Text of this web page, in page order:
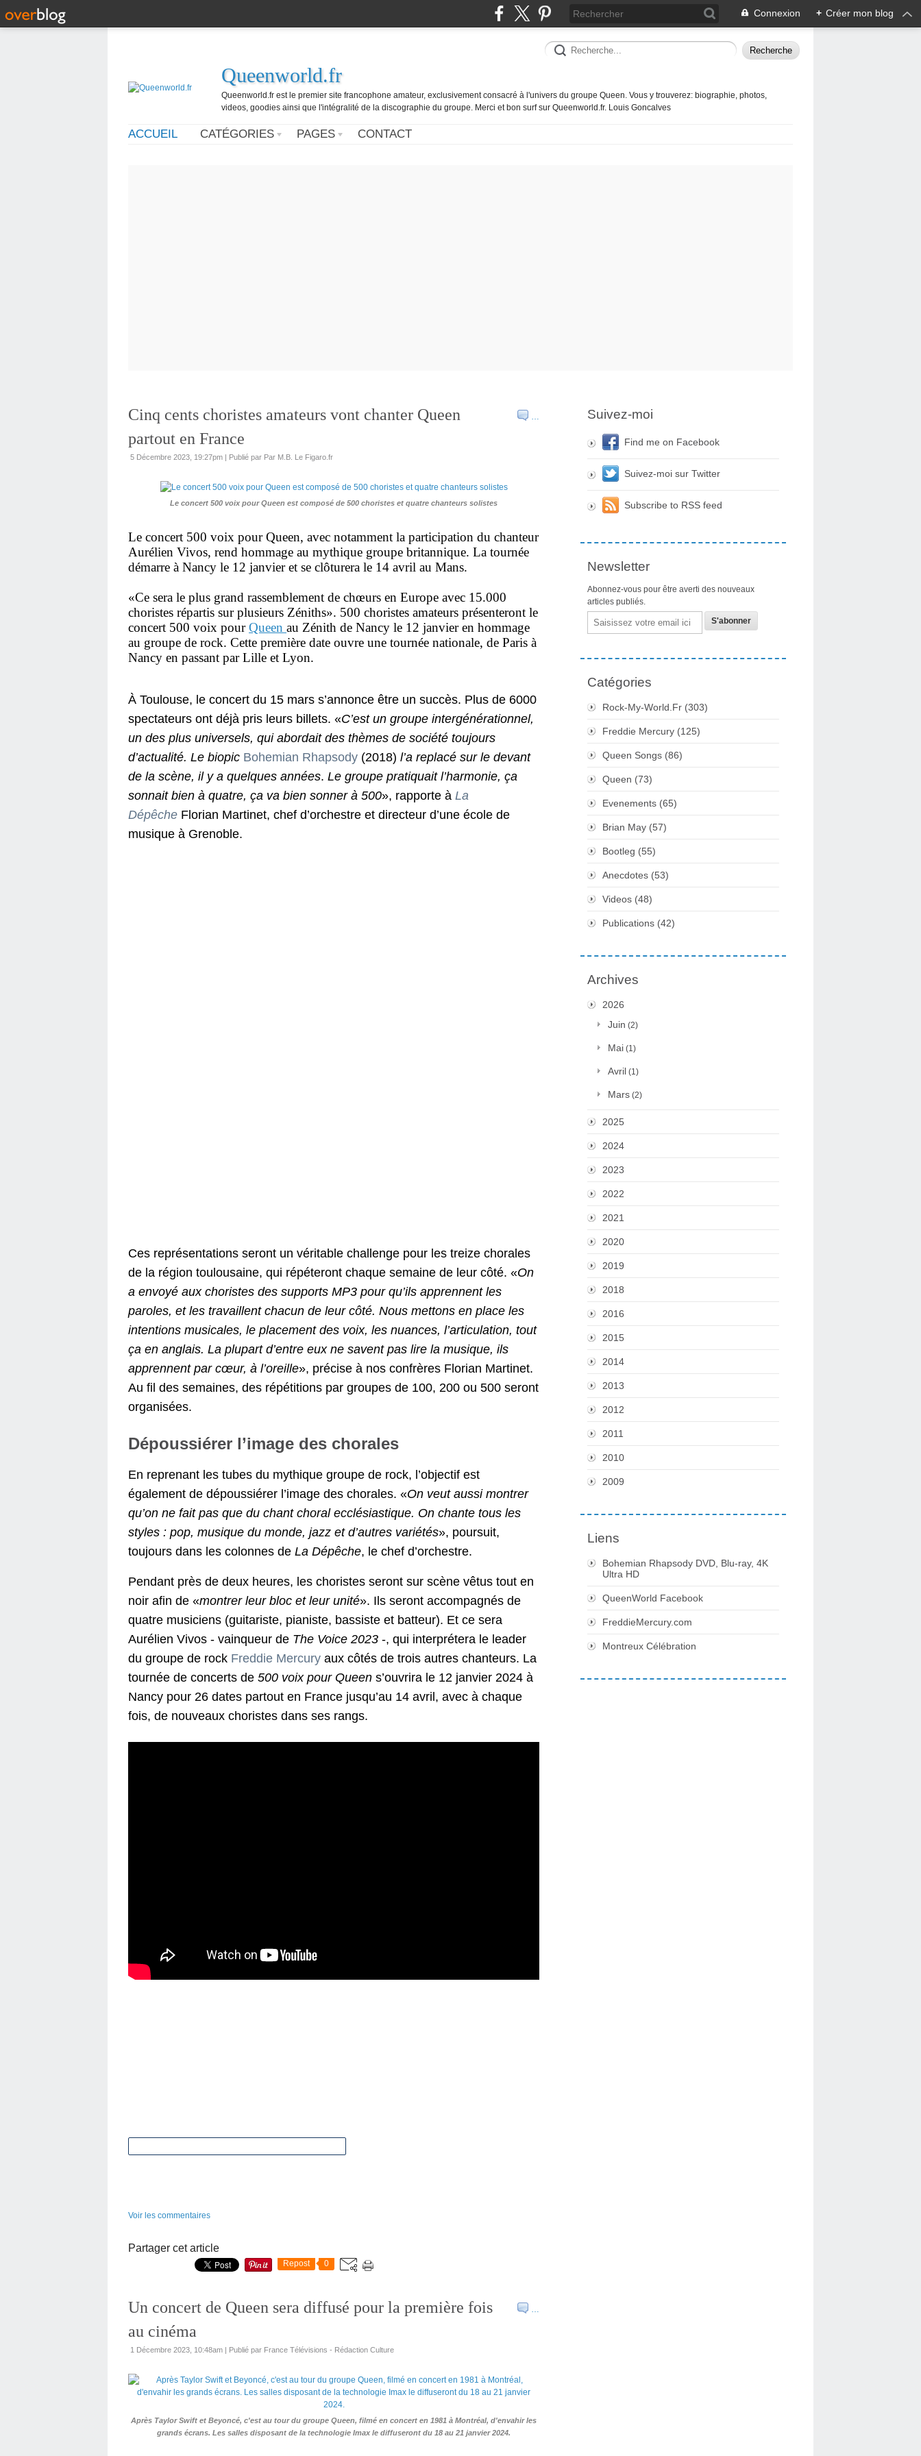
Connexion + Créer mon blog
Queenworld.fr
Queenworld.fr est le premier site francophone amateur, exclusivement consacré à l'univers du groupe Queen. Vous y trouverez: biographie, photos,
videos, goodies ainsi que l'intégralité de la discographie du groupe. Merci et bon surf sur Queenworld.fr. Louis Goncalves
ACCUEIL CATÉGORIES PAGES CONTACT
…
Cinq cents choristes amateurs vont chanter Queen
partout en France
5 Décembre 2023, 19:27pm | Publié par Par M.B. Le Figaro.fr
Le concert 500 voix pour Queen est composé de 500 choristes et quatre chanteurs solistes
Le concert 500 voix pour Queen, avec notamment la participation du chanteur
Aurélien Vivos, rend hommage au mythique groupe britannique. La tournée
démarre à Nancy le 12 janvier et se clôturera le 14 avril au Mans.
«Ce sera le plus grand rassemblement de chœurs en Europe avec 15.000
choristes répartis sur plusieurs Zéniths». 500 choristes amateurs présenteront le
concert 500 voix pour Queen au Zénith de Nancy le 12 janvier en hommage
au groupe de rock. Cette première date ouvre une tournée nationale, de Paris à
Nancy en passant par Lille et Lyon.
À Toulouse, le concert du 15 mars s’annonce être un succès. Plus de 6000
spectateurs ont déjà pris leurs billets. «C’est un groupe intergénérationnel,
un des plus universels, qui abordait des thèmes de société toujours
d’actualité. Le biopic Bohemian Rhapsody (2018) l’a replacé sur le devant
de la scène, il y a quelques années. Le groupe pratiquait l’harmonie, ça
sonnait bien à quatre, ça va bien sonner à 500», rapporte à La
Dépêche Florian Martinet, chef d’orchestre et directeur d’une école de
musique à Grenoble.
Ces représentations seront un véritable challenge pour les treize chorales
de la région toulousaine, qui répéteront chaque semaine de leur côté. «On
a envoyé aux choristes des supports MP3 pour qu’ils apprennent les
paroles, et les travaillent chacun de leur côté. Nous mettons en place les
intentions musicales, le placement des voix, les nuances, l’articulation, tout
ça en anglais. La plupart d’entre eux ne savent pas lire la musique, ils
apprennent par cœur, à l’oreille», précise à nos confrères Florian Martinet.
Au fil des semaines, des répétitions par groupes de 100, 200 ou 500 seront
organisées.
Dépoussiérer l’image des chorales
En reprenant les tubes du mythique groupe de rock, l’objectif est
également de dépoussiérer l’image des chorales. «On veut aussi montrer
qu’on ne fait pas que du chant choral ecclésiastique. On chante tous les
styles : pop, musique du monde, jazz et d’autres variétés», poursuit,
toujours dans les colonnes de La Dépêche, le chef d’orchestre.
Pendant près de deux heures, les choristes seront sur scène vêtus tout en
noir afin de «montrer leur bloc et leur unité». Ils seront accompagnés de
quatre musiciens (guitariste, pianiste, bassiste et batteur). Et ce sera
Aurélien Vivos - vainqueur de The Voice 2023 -, qui interprétera le leader
du groupe de rock Freddie Mercury aux côtés de trois autres chanteurs. La
tournée de concerts de 500 voix pour Queen s’ouvrira le 12 janvier 2024 à
Nancy pour 26 dates partout en France jusqu’au 14 avril, avec à chaque
fois, de nouveaux choristes dans ses rangs.
Voir les commentaires
Partager cet article
Repost 0
…
Un concert de Queen sera diffusé pour la première fois
au cinéma
1 Décembre 2023, 10:48am | Publié par France Télévisions - Rédaction Culture
Après Taylor Swift et Beyoncé, c'est au tour du groupe Queen, filmé en concert en 1981 à Montréal, d'envahir les
grands écrans. Les salles disposant de la technologie Imax le diffuseront du 18 au 21 janvier 2024.
Suivez-moi
Find me on Facebook
Suivez-moi sur Twitter
Subscribe to RSS feed
Newsletter
Abonnez-vous pour être averti des nouveaux
articles publiés.
Email
Catégories
Rock-My-World.fr (303)
Freddie Mercury (125)
Queen Songs (86)
Queen (73)
Evenements (65)
Brian May (57)
Bootleg (55)
Anecdotes (53)
Videos (48)
Publications (42)
Archives
2026
Juin (2)
Mai (1)
Avril (1)
Mars (2)
2025
2024
2023
2022
2021
2020
2019
2018
2016
2015
2014
2013
2012
2011
2010
2009
Liens
Bohemian Rhapsody DVD, Blu-ray, 4K
Ultra HD
QueenWorld Facebook
FreddieMercury.com
Montreux Célébration